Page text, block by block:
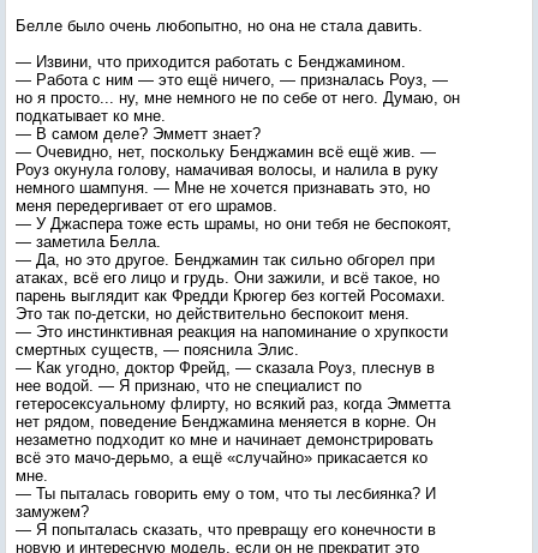
Белле было очень любопытно, но она не стала давить.
— Извини, что приходится работать с Бенджамином.
— Работа с ним — это ещё ничего, — призналась Роуз, —
но я просто... ну, мне немного не по себе от него. Думаю, он
подкатывает ко мне.
— В самом деле? Эмметт знает?
— Очевидно, нет, поскольку Бенджамин всё ещё жив. —
Роуз окунула голову, намачивая волосы, и налила в руку
немного шампуня. — Мне не хочется признавать это, но
меня передергивает от его шрамов.
— У Джаспера тоже есть шрамы, но они тебя не беспокоят,
— заметила Белла.
— Да, но это другое. Бенджамин так сильно обгорел при
атаках, всё его лицо и грудь. Они зажили, и всё такое, но
парень выглядит как Фредди Крюгер без когтей Росомахи.
Это так по-детски, но действительно беспокоит меня.
— Это инстинктивная реакция на напоминание о хрупкости
смертных существ, — пояснила Элис.
— Как угодно, доктор Фрейд, — сказала Роуз, плеснув в
нее водой. — Я признаю, что не специалист по
гетеросексуальному флирту, но всякий раз, когда Эмметта
нет рядом, поведение Бенджамина меняется в корне. Он
незаметно подходит ко мне и начинает демонстрировать
всё это мачо-дерьмо, а ещё «случайно» прикасается ко
мне.
— Ты пыталась говорить ему о том, что ты лесбиянка? И
замужем?
— Я попыталась сказать, что превращу его конечности в
новую и интересную модель, если он не прекратит это